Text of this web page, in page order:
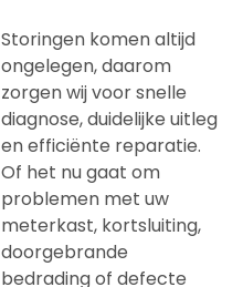
Storingen komen altijd
ongelegen, daarom
zorgen wij voor snelle
diagnose, duidelijke uitleg
en efficiënte reparatie.
Of het nu gaat om
problemen met uw
meterkast, kortsluiting,
doorgebrande
bedrading of defecte